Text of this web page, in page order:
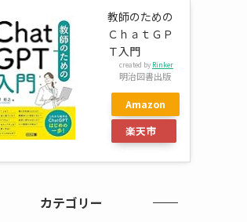
教師のための
ＣｈａｔＧＰ
Ｔ入門
created by Rinker
明治図書出版
Amazon
楽天市
カテゴリー